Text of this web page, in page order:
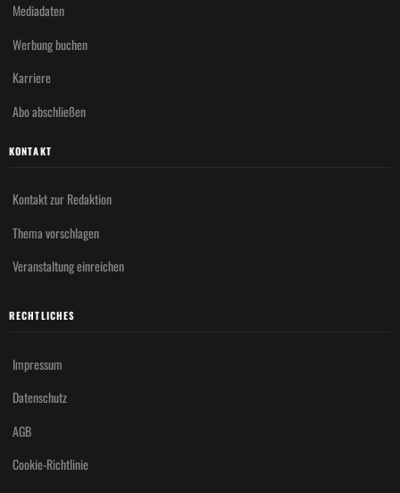
Mediadaten
Werbung buchen
Karriere
Abo abschließen
KONTAKT
Kontakt zur Redaktion
Thema vorschlagen
Veranstaltung einreichen
RECHTLICHES
Impressum
Datenschutz
AGB
Cookie-Richtlinie